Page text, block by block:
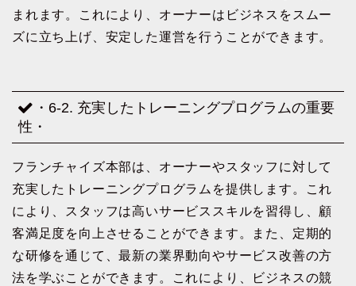
まれます。これにより、オーナーはビジネスをスムー
ズに立ち上げ、安定した運営を行うことができます。
・6-2. 充実したトレーニングプログラムの重要
性・
フランチャイズ本部は、オーナーやスタッフに対して
充実したトレーニングプログラムを提供します。これ
により、スタッフは高いサービススキルを習得し、顧
客満足度を向上させることができます。また、定期的
な研修を通じて、最新の業界動向やサービス改善の方
法を学ぶことができます。これにより、ビジネスの競